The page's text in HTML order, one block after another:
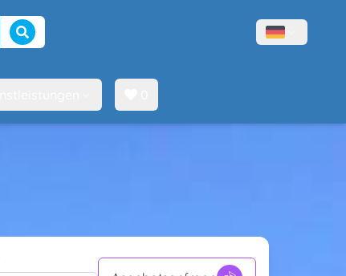
Suche beginnen Menù lingue